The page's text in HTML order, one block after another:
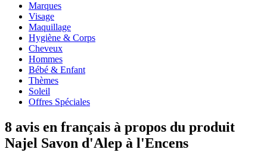
Marques
Visage
Maquillage
Hygiène & Corps
Cheveux
Hommes
Bébé & Enfant
Thèmes
Soleil
Offres Spéciales
8 avis en français à propos du produit
Najel Savon d'Alep à l'Encens